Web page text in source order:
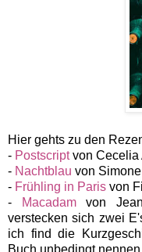
Hier gehts zu den
- Postscriptvon Cecelia
- Nachtblau von
- Frühling in Paris von
-
Macadamvon
verstecken sich zwei
ich find die
Buch unbedingt